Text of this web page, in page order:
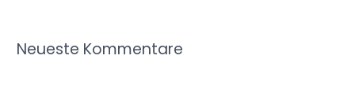
e
Neueste Kommentare